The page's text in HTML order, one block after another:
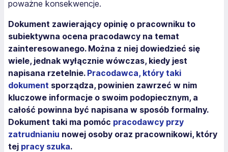
poważne konsekwencje.
Dokument zawierający opinię o pracowniku to
subiektywna ocena pracodawcy na temat
zainteresowanego. Można z niej dowiedzieć się
wiele, jednak wyłącznie wówczas, kiedy jest
napisana rzetelnie. Pracodawca, który taki
dokument sporządza, powinien zawrzeć w nim
kluczowe informacje o swoim podopiecznym, a
całość powinna być napisana w sposób formalny.
Dokument taki ma pomóc pracodawcy przy
zatrudnianiu nowej osoby oraz pracownikowi, który
tej pracy szuka.